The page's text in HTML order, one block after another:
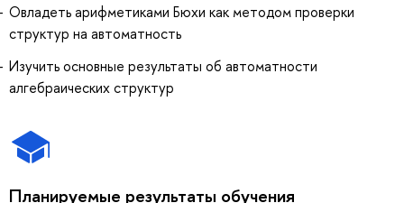
Овладеть арифметиками Бюхи как методом проверки
структур на автоматность
Изучить основные результаты об автоматности
алгебраических структур
Планируемые результаты обучения